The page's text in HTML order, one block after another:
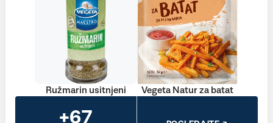
Ružmarin usitnjeni Vegeta Natur za batat
+67